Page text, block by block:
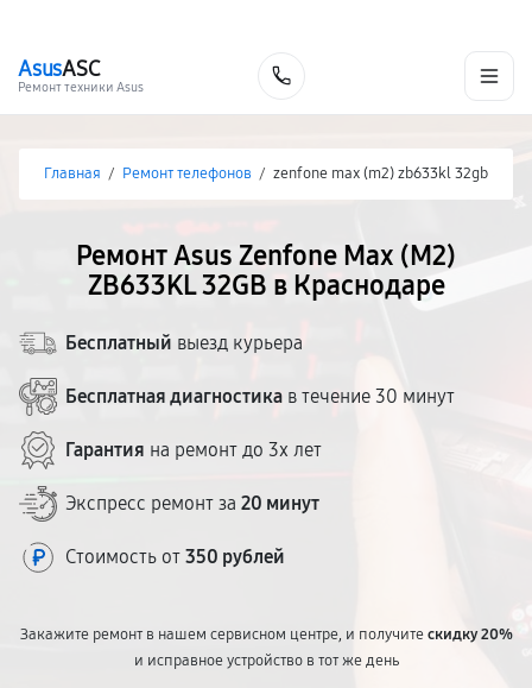
AsusASC
Ремонт техники Asus
Главная / Ремонт телефонов / zenfone max (m2) zb633kl 32gb
Ремонт Asus Zenfone Max (M2)
ZB633KL 32GB в Краснодаре
Бесплатный выезд курьера
Бесплатная диагностика в течение 30 минут
Гарантия на ремонт до 3х лет
Экспресс ремонт за 20 минут
Стоимость от 350 рублей
Закажите ремонт в нашем сервисном центре, и получитескидку 20%
и исправное устройство в тот же день